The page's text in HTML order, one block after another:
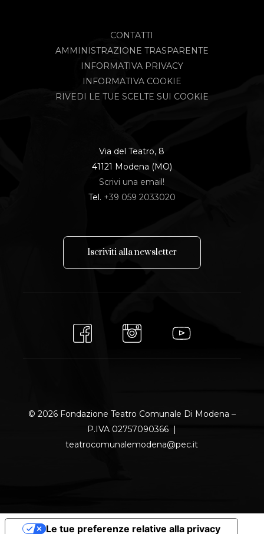
CONTATTI
AMMINISTRAZIONE TRASPARENTE
INFORMATIVA PRIVACY
INFORMATIVA COOKIE
RIVEDI LE TUE SCELTE SUI COOKIE
Via del Teatro, 8
41121 Modena (MO)
Scrivi una email!
Tel. +39 059 2033020
Iscriviti allanewsletter
© 2026 Fondazione Teatro Comunale Di Modena –
P.IVA 02757090366 |
teatrocomunalemodena@pec.it
Le tue preferenze relative alla privacy